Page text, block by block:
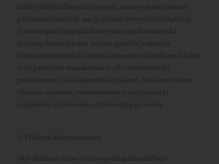
määrä vaihtelee ihmisestä riippuen, mutta jo puolen tunnin
päivittäisellä kävelylle saat jo selkeitä terveyshyötyjä haltuusi.
Toimivimpaan lopputulokseen pääset jos harrastat sekä
aerobista liikuntaa (esim. juoksu, pyöräily ja uinti) ja
lihaskuntoharjoituksia. Muista kuitenkin että liiallinen liikunta
ei vie paratiisiin; seurauksena voi olla riittämättömän
palautumisen vuoksi esimerkiksi ylikunto. Sen oireita voivat
olla mm. uupumus, masennusoireet ja sydänoireet ja
toipuminen ylikunnosta saattaa kestää jopa vuosia.
2. Hallitse kuluttamistasi
Yksi oleellinen keino, miten saavuttaa taloudellinen